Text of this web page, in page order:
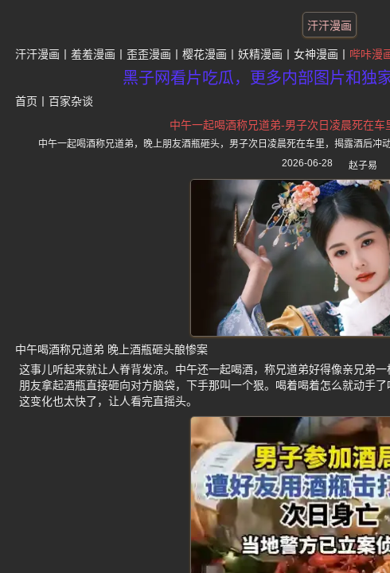
汗汗漫画
汗汗漫画 羞羞漫画 歪歪漫画 樱花漫画 妖精漫画 女神漫画 哔咔漫
黑子网看片吃瓜，更多内部图片和独
首页 百家杂谈
中午一起喝酒称兄道弟-男子次日凌晨死在车
中午一起喝酒称兄道弟，晚上朋友酒瓶砸头，男子次日凌晨死在车里，揭露酒后冲
2026-06-28
赵子易
中午喝酒称兄道弟 晚上酒瓶砸头酿惨案
这事儿听起来就让人脊背发凉。中午还一起喝酒，称兄道弟好得像亲兄弟
朋友拿起酒瓶直接砸向对方脑袋，下手那叫一个狠。喝着喝着怎么就动手
这变化也太快了，让人看完直摇头。